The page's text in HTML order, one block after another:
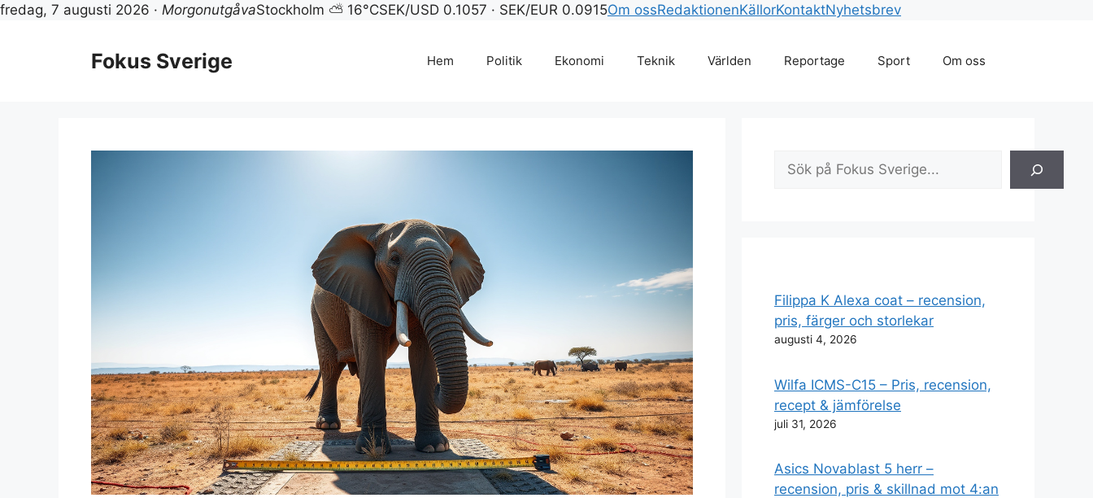
fredag, 7 augusti 2026 · MorgonutgåvaStockholm ⛅ 16°CSEK/USD 0.1057 · SEK/EUR 0.0915Om ossRedaktionenKällorKontaktNyhetsbrev
Fokus Sverige Hem Politik Ekonomi Teknik Världen Reportage Sport Om oss
Sök
Filippa K Alexa coat – recension,
pris, färger och storlekar
augusti 4, 2026
Wilfa ICMS-C15 – Pris, recension,
recept & jämförelse
juli 31, 2026
Asics Novablast 5 herr –
recension, pris & skillnad mot 4:an